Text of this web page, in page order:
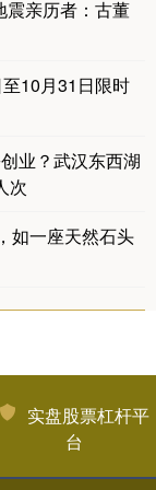
震亲历者：古董
10月31日限时
业？武汉东西湖
次
如一座天然石头
实盘股票杠杆平
台